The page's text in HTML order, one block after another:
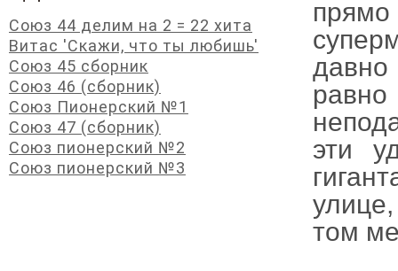
прямо
давно
эти
том
Союз 44 делим на 2 = 22 хита
Витас 'Скажи, что ты любишь'
Союз 45 сборник
Союз 46 (сборник)
Союз Пионерский №1
Союз 47 (сборник)
Союз пионерский №2
Союз пионерский №3